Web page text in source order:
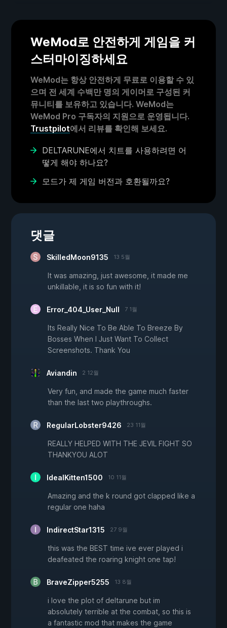
WeMod로 안전하게 게임을 커
스터마이징하세요
WeMod는 항상 안전하게 무료로 이용할 수 있
으며 전 세계 수백만 명의 게이머로 구성된 커
뮤니티를 보유하고 있습니다. WeMod는
WeMod Pro 구독자의 지원으로 운영됩니다.
Trustpilot에서 리뷰를 확인해 보세요.
DELTARUNE에서 치트를 사용하려면 어
떻게 해야 하나요?
모드가 제 게임 버전과 호환될까요?
댓글
SkilledMoon9135 13 5월
It was amazing, just awesome, it made me
unkillable, it is so fun with it!
Error_404_User_Null 7 1월
Its Really Nice To Be Able To Breeze By
Bosses When I Just Want To Collect
Screenshots. Thank You
Aviandin 2 12월
Very fun, and made the game much faster
than the last two playthroughs.
RegularLobster9426 23 11월
REALLY HELPED WITH THE JEVIL FIGHT SO
THANKYOU ALOT
IdealKitten1500 10 11월
Amazing and the k round got clapped like a
regular one haha
IndirectStar1315 27 9월
this was the BEST time ive ever played i
deafeated the roaring knight one tap!
BraveZipper5255 13 8월
i love the plot of deltarune but im
absolutely terrible at the combat, so this is
a fantastic mod that makes the game